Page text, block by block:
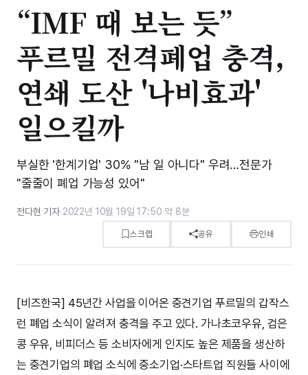
“IMF 때 보는 듯”
푸르밀 전격폐업 충격,
연쇄 도산 '나비효과'
일으킬까
부실한 '한계기업' 30% "남 일 아니다" 우려…전문가
"줄줄이 폐업 가능성 있어"
전다현 기자·2022년 10월 19일 17:50·약 8분
스크랩 공유 인쇄
[비즈한국] 45년간 사업을 이어온 중견기업 푸르밀의 갑작스
런 폐업 소식이 알려져 충격을 주고 있다. 가나초코우유, 검은
콩 우유, 비피더스 등 소비자에게 인지도 높은 제품을 생산하
는 중견기업의 폐업 소식에 중소기업·스타트업 직원들 사이에